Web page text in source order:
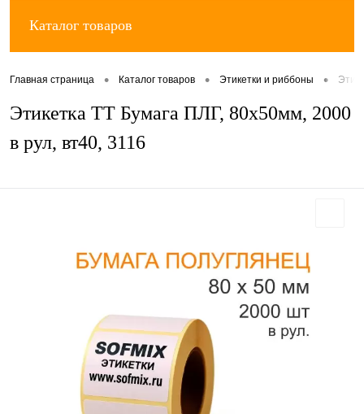
Каталог товаров
Главная страница • Каталог товаров • Этикетки и риббоны •
Этикетка ТТ Бумага ПЛГ, 80х50мм, 2000
в рул, вт40, 3116